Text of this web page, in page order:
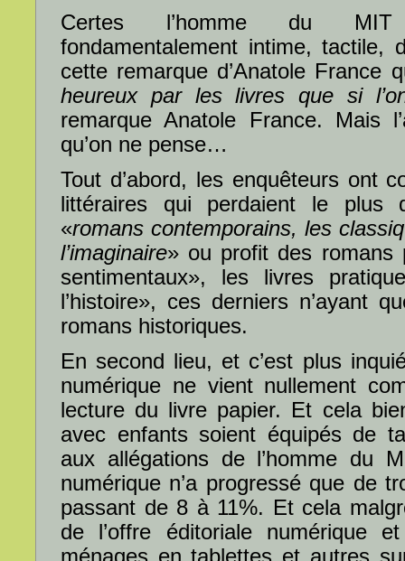
Certes l’homme du MIT
fondamentalement intime, tactile,
cette remarque d’Anatole France
heureux par les livres que si
remarque Anatole France. Mais
qu’on ne pense…
Tout d’abord, les enquêteurs ont
littéraires qui perdaient le plus
«romans contemporains, les
l’imaginaire» ou profit des romans
sentimentaux», les livres
l’histoire», ces derniers n’ayant
romans historiques.
En second lieu, et c’est plus
numérique ne vient nullement
lecture du livre papier. Et cela
avec enfants soient équipés de
aux allégations de l’homme du
numérique n’a progressé que de
passant de 8 à 11%. Et cela
de l’offre éditoriale numérique